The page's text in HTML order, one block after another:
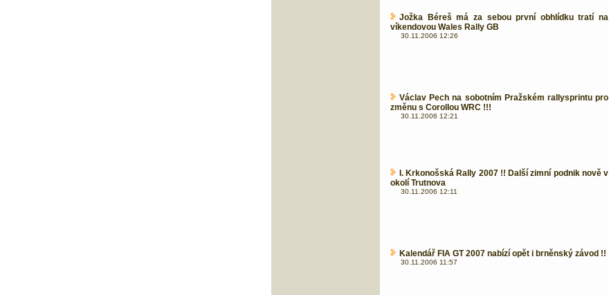
Jožka Béreš má za sebou první obhlídku tratí na
víkendovou Wales Rally GB
30.11.2006 12:26
Václav Pech na sobotním Pražském rallysprintu pro
změnu s Corollou WRC !!!
30.11.2006 12:21
I. Krkonošská Rally 2007 !! Další zimní podnik nově v
okolí Trutnova
30.11.2006 12:11
Kalendář FIA GT 2007 nabízí opět i brněnský závod !!
30.11.2006 11:57